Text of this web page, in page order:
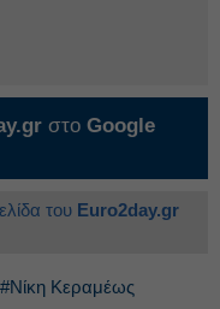
στο Google
του Euro2day.gr
#Νίκη Κεραμέως